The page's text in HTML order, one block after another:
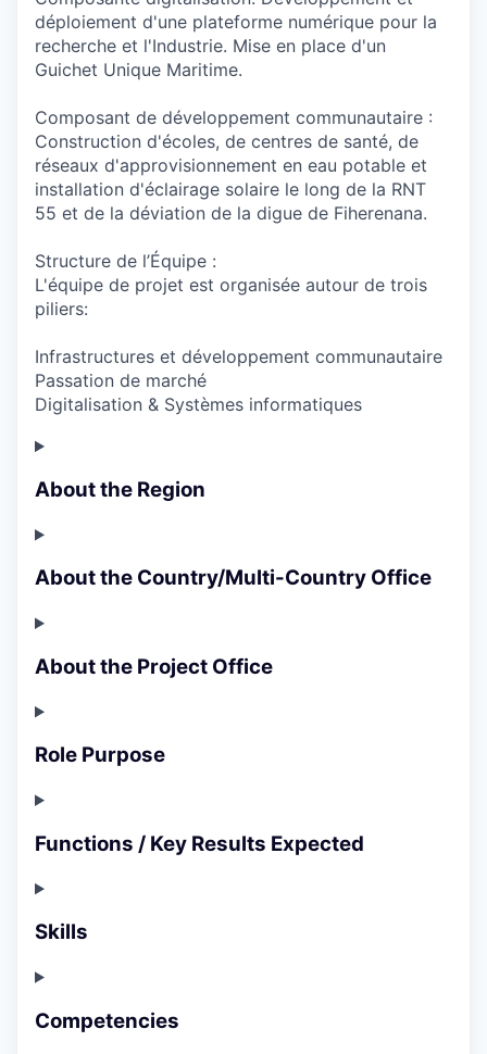
déploiement d'une plateforme numérique pour la
recherche et l'Industrie. Mise en place d'un
Guichet Unique Maritime.
Composant de développement communautaire :
Construction d'écoles, de centres de santé, de
réseaux d'approvisionnement en eau potable et
installation d'éclairage solaire le long de la RNT
55 et de la déviation de la digue de Fiherenana.
Structure de l’Équipe :
L'équipe de projet est organisée autour de trois
piliers:
Infrastructures et développement communautaire
Passation de marché
Digitalisation & Systèmes informatiques
About the Region
About the Country/Multi-Country Office
About the Project Office
Role Purpose
Functions / Key Results Expected
Skills
Competencies